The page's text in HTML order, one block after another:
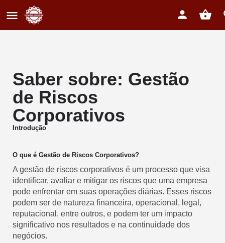
Saber sobre: Gestão
de Riscos
Corporativos
Introdução
O que é Gestão de Riscos Corporativos?
A gestão de riscos corporativos é um processo que visa
identificar, avaliar e mitigar os riscos que uma empresa
pode enfrentar em suas operações diárias. Esses riscos
podem ser de natureza financeira, operacional, legal,
reputacional, entre outros, e podem ter um impacto
significativo nos resultados e na continuidade dos
negócios.